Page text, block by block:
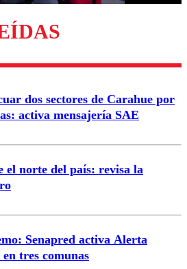
Enviar comentario
dos sectores de Carahue por
activa mensajería SAE
el norte del país: revisa la
Senapred activa Alerta
tres comunas